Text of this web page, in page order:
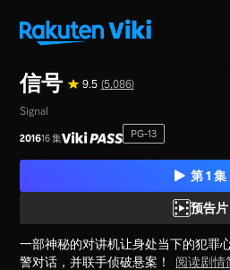
信号 9.5 (5,086)
Signal
201616 集 PG-13
第 1 集
预告片
一部神秘的对讲机让身处当下的犯罪
警对话，并联手侦破悬案！
阅读剧情